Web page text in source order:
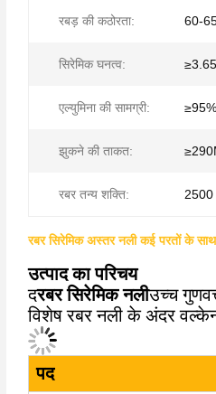
रबड़ की कठोरता: 60-
सिरेमिक घनत्व: ≥3.65
एल्युमिना की सामग्री: ≥95%
झुकने की ताकत:
रबर तन्य शक्ति: 2500
रबर सिरेमिक अस्तर नली कई परतों के साथ
उत्पाद का परिचय
दरबर सिरेमिक नलीउच्च
विशेष रबर नली के अंदर
पद